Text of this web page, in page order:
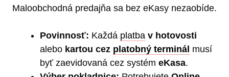
Maloobchodná predajňa sa bez eKasy nezaobíde.
Povinnosť: Každá platba v hotovosti
alebo kartou cez platobný terminál musí
byť zaevidovaná cez systém eKasa.